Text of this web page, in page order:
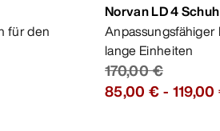
für den
Norvan LD 4
lange Einheiten
170,00 €
85,00 €-